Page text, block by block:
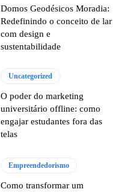
Domos Geodésicos Moradia:
Redefinindo o conceito de lar
com design e
sustentabilidade
Uncategorized
O poder do marketing
universitário offline: como
engajar estudantes fora das
telas
Empreendedorismo
Como transformar um